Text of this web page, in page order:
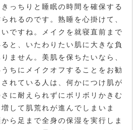
っちりと睡眠の時間を確保する
れるのです。熟睡を心掛けて、
ですね。メイクを就寝直前まで
と、いたわりたい肌に大きな負
ません。美肌を保ちたいなら、
ちにメイクオフすることをお勧
れている人は、何かにつけ肌が
に耐えられずにボリボリかきむ
して肌荒れが進んでしまいま
ら足まで全身の保湿を実行しま